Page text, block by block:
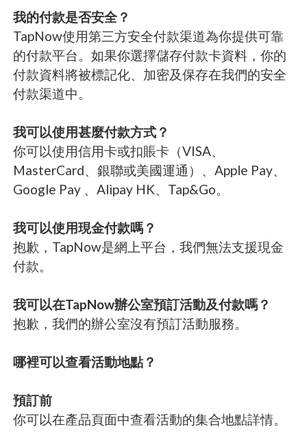
我的付款是否安全？
TapNow使用第三方安全付款渠道為你提供可靠
的付款平台。如果你選擇儲存付款卡資料，你的
付款資料將被標記化、加密及保存在我們的安全
付款渠道中。
我可以使用甚麼付款方式？
你可以使用信用卡或扣賬卡（VISA、
MasterCard、銀聯或美國運通）、Apple Pay、
Google Pay 、Alipay HK、Tap&Go。
我可以使用現金付款嗎？
抱歉，TapNow是網上平台，我們無法支援現金
付款。
我可以在TapNow辦公室預訂活動及付款嗎？
抱歉，我們的辦公室沒有預訂活動服務。
哪裡可以查看活動地點？
預訂前
你可以在產品頁面中查看活動的集合地點詳情。